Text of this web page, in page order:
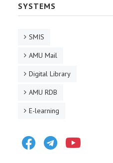
SYSTEMS
SMIS
AMU Mail
Digital Library
AMU RDB
E-learning
FacebookTelegram